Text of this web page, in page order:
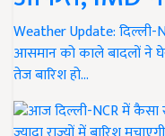
Weather Update:
आसमान को काले बादलों ने
तेज बारिश हो…